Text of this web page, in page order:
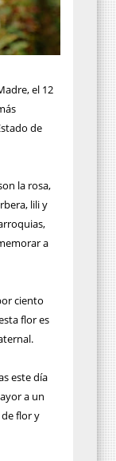
el 12
de
la rosa,
lili y
a
ciento
flor es
este día
a un
flor y